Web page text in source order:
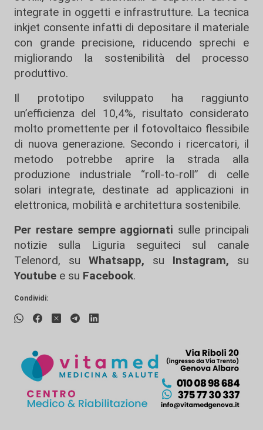
integrate in oggetti e infrastrutture. La tecnica
inkjet consente infatti di depositare il materiale
con grande precisione, riducendo sprechi e
migliorando la sostenibilità del processo
produttivo.
Il prototipo sviluppato ha raggiunto
un’efficienza del 10,4%, risultato considerato
molto promettente per il fotovoltaico flessibile
di nuova generazione. Secondo i ricercatori, il
metodo potrebbe aprire la strada alla
produzione industriale “roll-to-roll” di celle
solari integrate, destinate ad applicazioni in
elettronica, mobilità e architettura sostenibile.
Per restare sempre aggiornati sulle principali
notizie sulla Liguria seguiteci sul canale
Telenord, su
Whatsapp, su Instagram, su
Youtube e su Facebook.
Condividi: